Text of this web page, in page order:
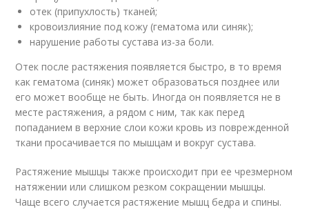
отек (припухлость) тканей;
кровоизлияние под кожу (гематома или синяк);
нарушение работы сустава из-за боли.
Отек после растяжения появляется быстро, в то время
как гематома (синяк) может образоваться позднее или
его может вообще не быть. Иногда он появляется не в
месте растяжения, а рядом с ним, так как перед
попаданием в верхние слои кожи кровь из поврежденной
ткани просачивается по мышцам и вокруг сустава.
Растяжение мышцы также происходит при ее чрезмерном
натяжении или слишком резком сокращении мышцы.
Чаще всего случается растяжение мышц бедра и спины.